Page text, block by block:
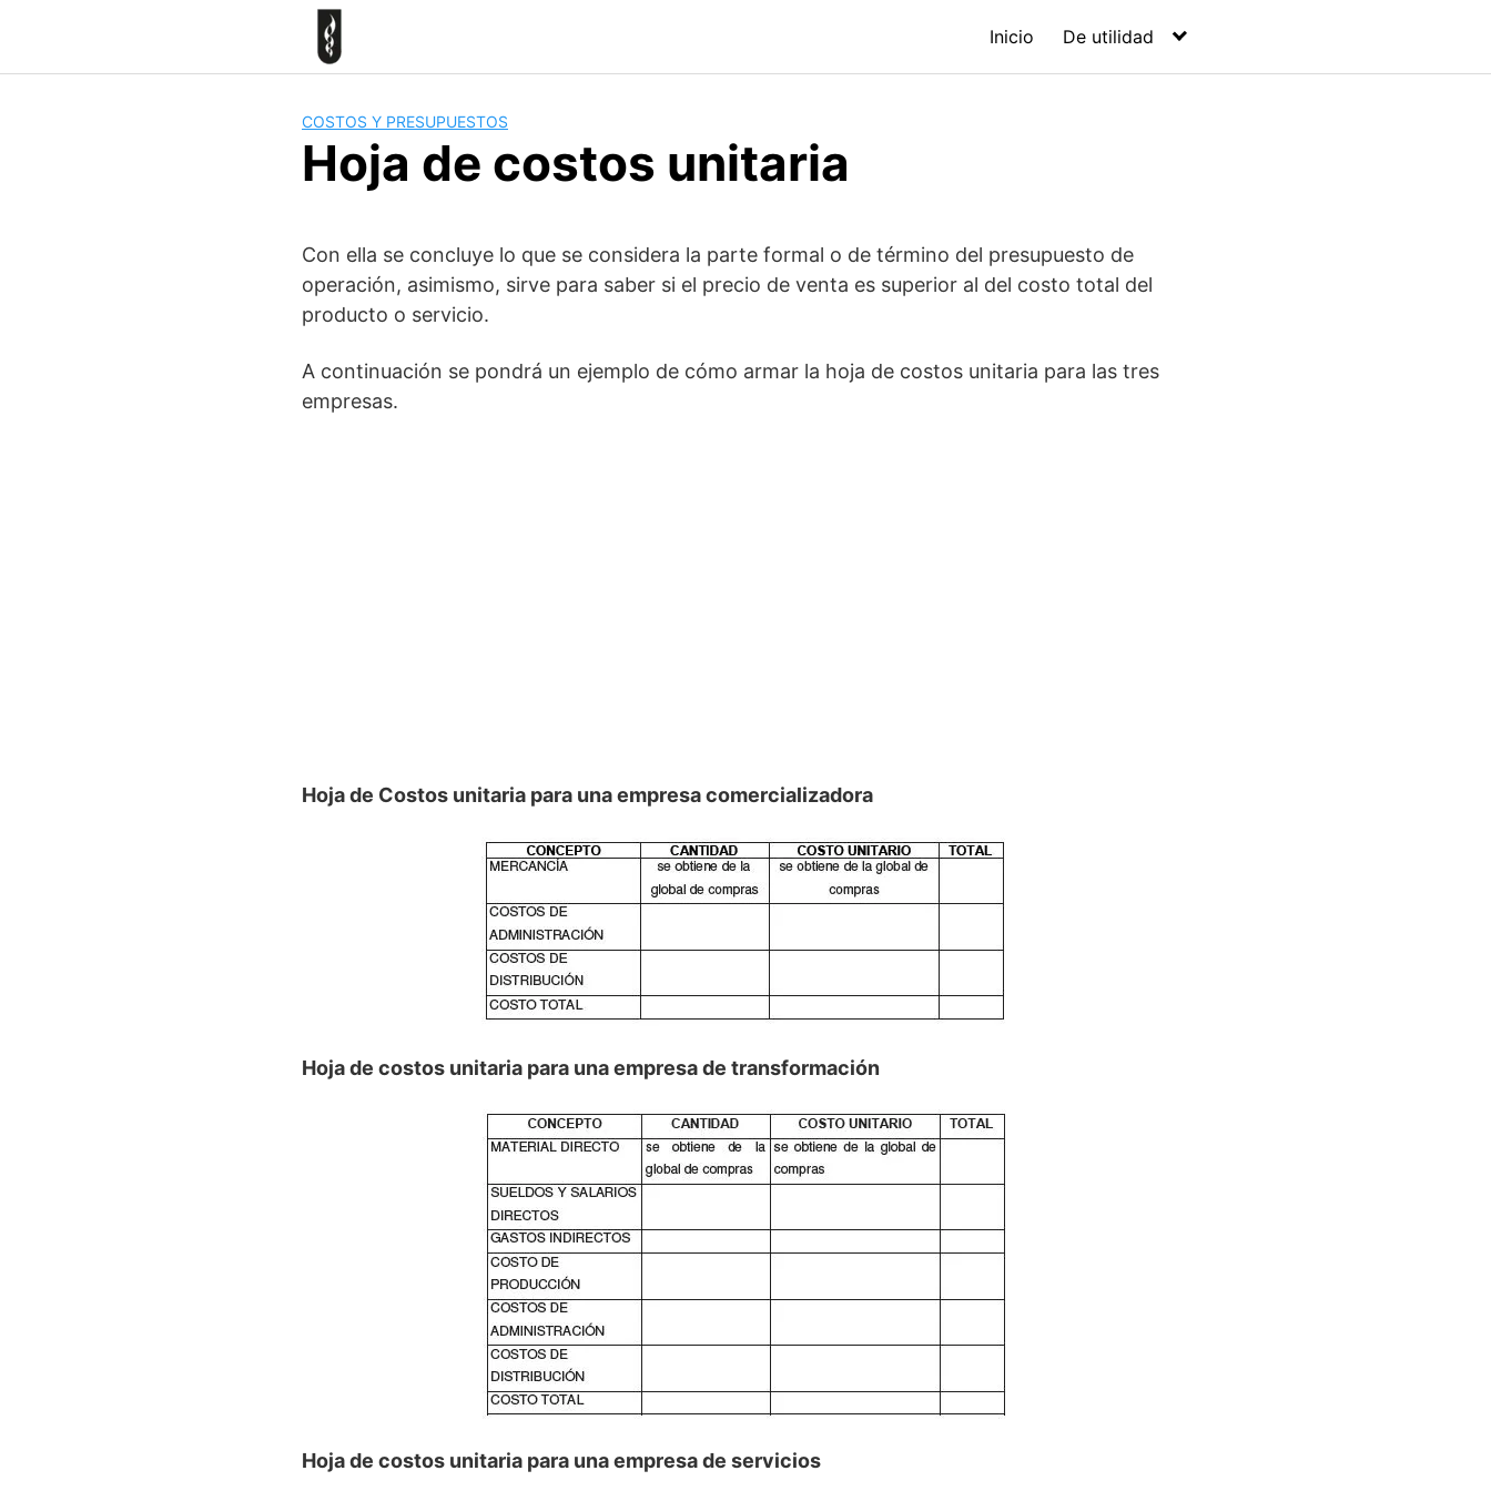
Inicio De utilidad
COSTOS Y PRESUPUESTOS
Hoja de costos unitaria
Con ella se concluye lo que se considera la parte formal o de término del presupuesto de
operación, asimismo, sirve para saber si el precio de venta es superior al del costo total del
producto o servicio.
A continuación se pondrá un ejemplo de cómo armar la hoja de costos unitaria para las tres
empresas.
Hoja de Costos unitaria para una empresa comercializadora
Hoja de costos unitaria para una empresa de transformación
Hoja de costos unitaria para una empresa de servicios